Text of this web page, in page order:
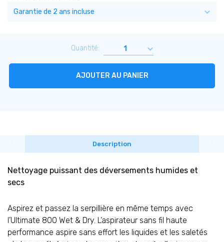
Quantité:
AJOUTER AU PANIER
Description
Nettoyage puissant des déversements humides et
secs
Aspirez et passez la serpillière en même temps avec
l’Ultimate 800 Wet & Dry. L’aspirateur sans fil haute
performance aspire sans effort les liquides et les saletés